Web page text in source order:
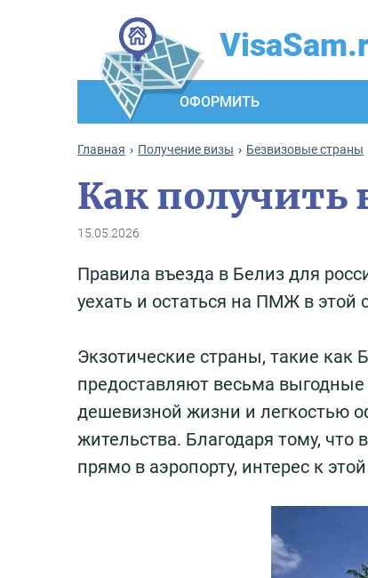
ОФОРМИТЬ
Главная Получение визы Безвизовые страны
Как получить
15.05.2026
Правила въезда в Белиз для
уехать и остаться на ПМЖ в этой
Экзотические страны, такие как
предоставляют весьма
дешевизной жизни и легкостью
жительства. Благодаря тому,
прямо в аэропорту, интерес к